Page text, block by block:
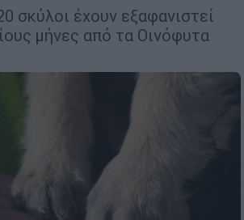
σκύλοι έχουν εξαφανιστεί
μήνες από τα Οινόφυτα